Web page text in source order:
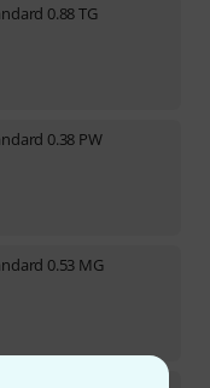
0.88 TG
0.38 PW
0.53 MG